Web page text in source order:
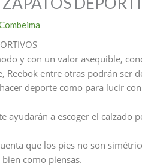
y con un valor asequible,
Reebok entre otras podrán ser
deporte como para lucir
ayudarán a escoger el calzado
que los pies no son
como piensas.